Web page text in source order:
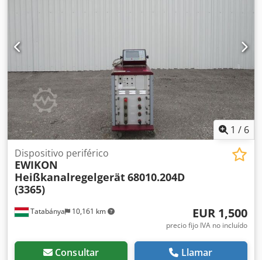
1 / 6
Tatabánya 10,161 km
Dispositivo periférico
EWIKON
Heißkanalregelgerät68010.204D
(3365)
EUR 1,500
precio fijo IVA no incluído
Consultar Llamar